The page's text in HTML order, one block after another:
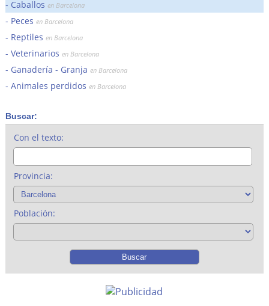
Caballos en Barcelona
Peces en Barcelona
Reptiles en Barcelona
Veterinarios en Barcelona
Ganadería - Granja en Barcelona
Animales perdidos en Barcelona
Buscar:
Con el texto:
Provincia:
Población: